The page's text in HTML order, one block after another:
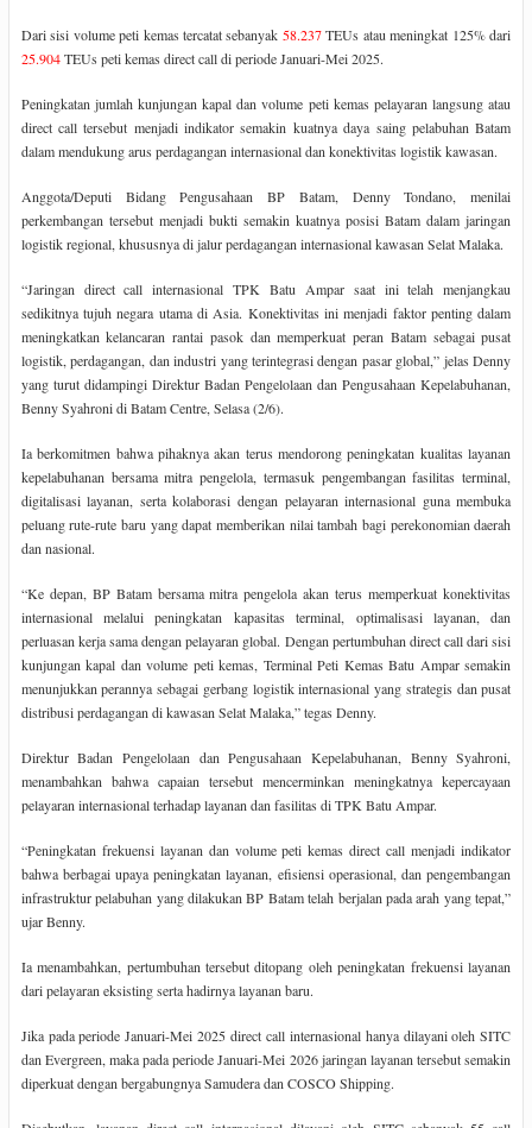
Dari sisi volume peti kemas tercatat sebanyak 58.237TEUs atau meningkat 125% dari
25.904TEUs peti kemas direct call di periode Januari-Mei 2025.
Peningkatan jumlah kunjungan kapal dan volume peti kemas pelayaran langsung atau
direct call tersebut menjadi indikator semakin kuatnya daya saing pelabuhan Batam
dalam mendukung arus perdagangan internasional dan konektivitas logistik kawasan.
Anggota/Deputi Bidang Pengusahaan BP Batam, Denny Tondano, menilai
perkembangan tersebut menjadi bukti semakin kuatnya posisi Batam dalam jaringan
logistik regional, khususnya di jalur perdagangan internasional kawasan Selat Malaka.
“Jaringan direct call internasional TPK Batu Ampar saat ini telah menjangkau
sedikitnya tujuh negara utama di Asia. Konektivitas ini menjadi faktor penting dalam
meningkatkan kelancaran rantai pasok dan memperkuat peran Batam sebagai pusat
logistik, perdagangan, dan industri yang terintegrasi dengan pasar global,” jelas Denny
yang turut didampingi Direktur Badan Pengelolaan dan Pengusahaan Kepelabuhanan,
Benny Syahroni di Batam Centre, Selasa (2/6).
Ia berkomitmen bahwa pihaknya akan terus mendorong peningkatan kualitas layanan
kepelabuhanan bersama mitra pengelola, termasuk pengembangan fasilitas terminal,
digitalisasi layanan, serta kolaborasi dengan pelayaran internasional guna membuka
peluang rute-rute baru yang dapat memberikan nilai tambah bagi perekonomian daerah
dan nasional.
“Ke depan, BP Batam bersama mitra pengelola akan terus memperkuat konektivitas
internasional melalui peningkatan kapasitas terminal, optimalisasi layanan, dan
perluasan kerja sama dengan pelayaran global. Dengan pertumbuhan direct call dari sisi
kunjungan kapal dan volume peti kemas, Terminal Peti Kemas Batu Ampar semakin
menunjukkan perannya sebagai gerbang logistik internasional yang strategis dan pusat
distribusi perdagangan di kawasan Selat Malaka,” tegas Denny.
Direktur Badan Pengelolaan dan Pengusahaan Kepelabuhanan, Benny Syahroni,
menambahkan bahwa capaian tersebut mencerminkan meningkatnya kepercayaan
pelayaran internasional terhadap layanan dan fasilitas di TPK Batu Ampar.
“Peningkatan frekuensi layanan dan volume peti kemas direct call menjadi indikator
bahwa berbagai upaya peningkatan layanan, efisiensi operasional, dan pengembangan
infrastruktur pelabuhan yang dilakukan BP Batam telah berjalan pada arah yang tepat,”
ujar Benny.
Ia menambahkan, pertumbuhan tersebut ditopang oleh peningkatan frekuensi layanan
dari pelayaran eksisting serta hadirnya layanan baru.
Jika pada periode Januari-Mei 2025 direct call internasional hanya dilayani oleh SITC
dan Evergreen, maka pada periode Januari-Mei 2026 jaringan layanan tersebut semakin
diperkuat dengan bergabungnya Samudera dan COSCO Shipping.